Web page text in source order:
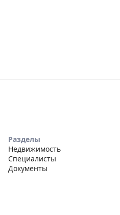
Разделы
Недвижимость
Специалисты
Документы